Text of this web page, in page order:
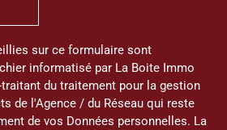
sur ce formulaire sont
informatisé par La Boite Immo
du traitement pour la gestion
de l'Agence / du Réseau qui reste
de vos Données personnelles. La